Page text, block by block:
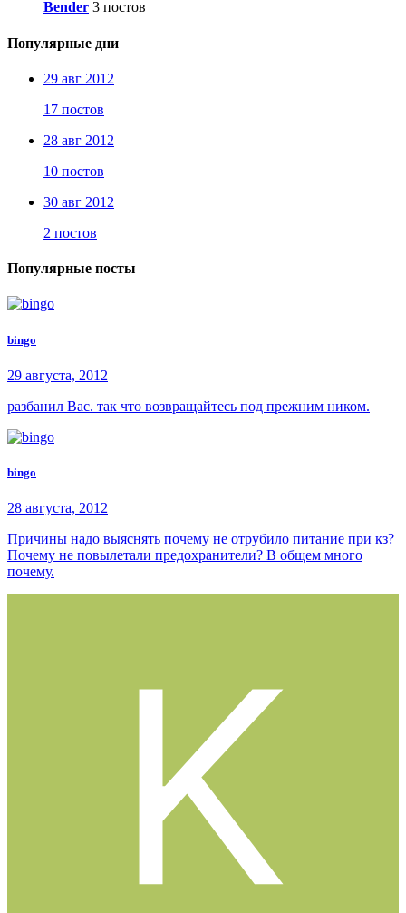
Bender 3 постов
Популярные дни
29 авг 2012
17 постов
28 авг 2012
10 постов
30 авг 2012
2 постов
Популярные посты
bingo
29 августа, 2012
разбанил Вас. так что возвращайтесь под прежним ником.
bingo
28 августа, 2012
Причины надо выяснять почему не отрубило питание при кз?
Почему не повылетали предохранители? В общем много
почему.